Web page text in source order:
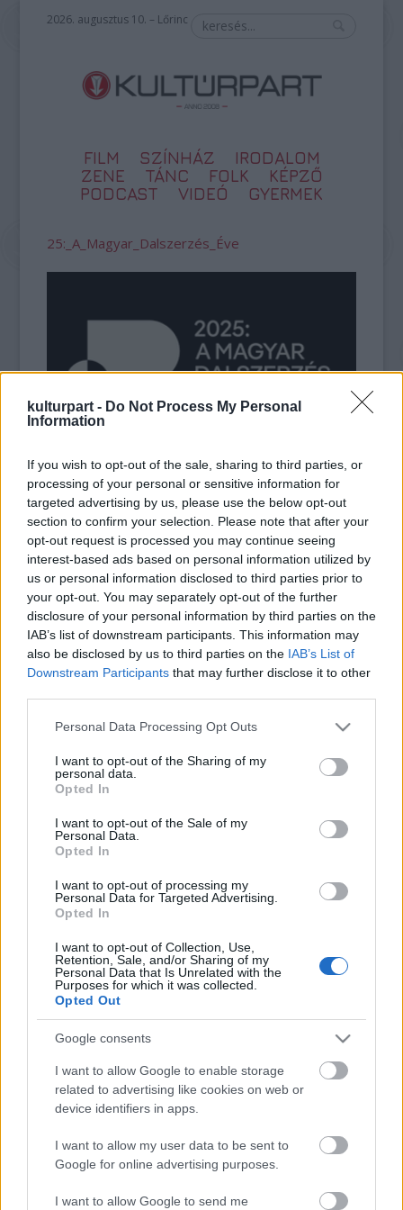
kulturpart - Do Not Process My Personal
Information
If you wish to opt-out of the sale, sharing to third parties, or
processing of your personal or sensitive information for
targeted advertising by us, please use the below opt-out
section to confirm your selection. Please note that after your
opt-out request is processed you may continue seeing
interest-based ads based on personal information utilized by
us or personal information disclosed to third parties prior to
your opt-out. You may separately opt-out of the further
disclosure of your personal information by third parties on the
IAB’s list of downstream participants. This information may
also be disclosed by us to third parties on the IAB’s List of
Downstream Participants that may further disclose it to other
Please note that this website/app uses one or more Google
not limited to your visit or usage behaviour. You may click to
grant or deny consent to Google and its third-party tags to
use your data for below specified purposes in below Google
consent section.
Personal Data Processing Opt Outs
I want to opt-out of the Sharing of my
personal data.
Opted In
I want to opt-out of the Sale of my
Personal Data.
Opted In
I want to opt-out of processing my
Personal Data for Targeted Advertising.
Opted In
I want to opt-out of Collection, Use,
Retention, Sale, and/or Sharing of my
Personal Data that Is Unrelated with the
Purposes for which it was collected.
Opted Out
Google consents
I want to allow Google to enable storage
related to advertising like cookies on web or
device identifiers in apps.
I want to allow my user data to be sent to
Google for online advertising purposes.
I want to allow Google to send me
2026. augusztus 10. – Lőrinc
FILM SZÍNHÁZ
IRODALOM
ZENE
TÁNC FOLK
KÉPZŐ
PODCAST
VIDEÓ GYERMEK
25:_A_Magyar_Dalszerzés_Éve
Kezdő dalszerző vagy? Jelentkezz az
Artisjus új mentorprogramjába!
2025. 07. 24.|Kultúrpart
Mentorprogramot indít az Artisjus, pályakezdő vagy fejlődni
vágyó dalszerzők számára. A programban elismert hazai
alkotók segítik a kiválasztott jelentkezőket, hogy
továbbfejlesszék zenei és szövegírói készségeiket.
tovább
Top 10: ezek a legjobb szerelmes filmek
Meztelenség és anatómia
A forradalom egy holland fotós szemével
Meztelen fővárosiak
Készülőben a nagy meztelen album
Nézd meg a 48-as szabadságharc hőseiről készült
fotókat!